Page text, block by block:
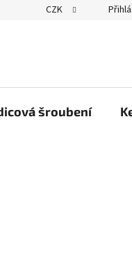
CZK
šroubení